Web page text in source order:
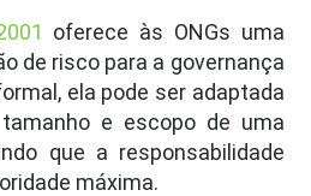
oferece às ONGs uma
de risco para a governança
ela pode ser adaptada
e escopo de uma
que a responsabilidade
máxima.